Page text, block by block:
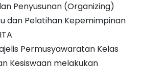
Penyusunan (Organizing)
dan Pelatihan Kepemimpinan
Permusyawaratan Kelas
Kesiswaan melakukan